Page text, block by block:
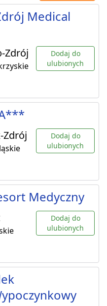
Medical
Zdrój
Dodaj do
ulubionych
Zdrój
Dodaj do
ulubionych
Medyczny
Dodaj do
ulubionych